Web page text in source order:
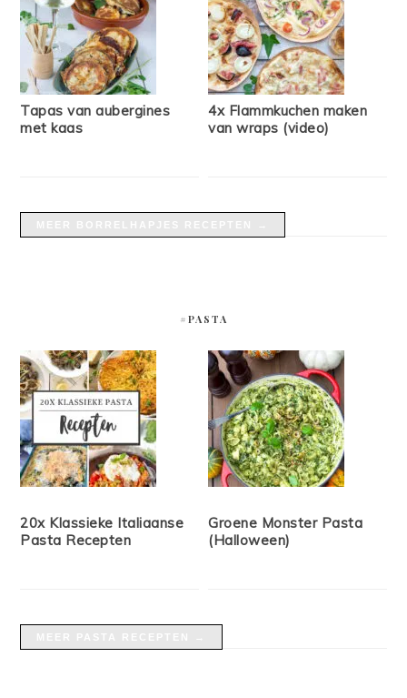
Tapas van aubergines
met kaas
4x Flammkuchen maken
van wraps (video)
#PASTA
20x Klassieke Italiaanse
Pasta Recepten
Groene Monster Pasta
(Halloween)